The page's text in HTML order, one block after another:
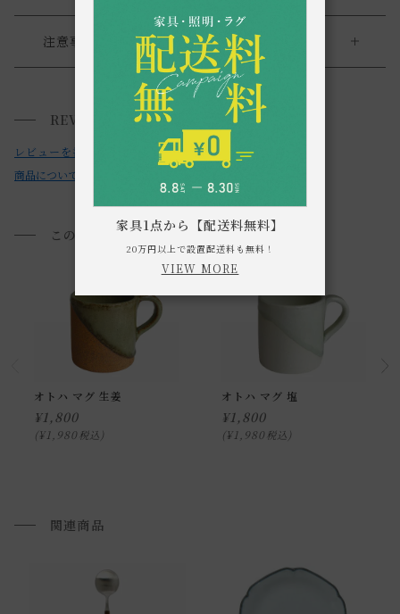
送料について
小型商品は、11,000円(税込)以上のお買い上げで
注意事項
・サイズ、容量は商品の特性上、若干の個体差がございます
のでご了承ください。
・製造時期(ロット違い)によっては、商品の色に多少の違い
がある場合があります。
・商品の材質・製造工程上、表面に多少の色むらや小さな
穴、黒い点などがみられる場合がありますが、使用上問題は
ありません。
・強い衝撃や急激な温度変化により割れたり欠けたりする場
・テーブルや食器棚等の上で引きずらないでください。テー
ブル等の表面を傷つける場合があります。
・洗浄する際は、スチールたわしや研磨剤入りスポンジを使
用しないでください。
・使用後は食器用洗剤で洗浄し、乾燥させてから収納してく
ださい。
ございます。手作りならではの特徴をお楽しみくださいま
・貫入などからの着色や染み込みを防ぐため、使用前に目止
めしていただくことを推奨しています。
REVIEWS
レビューを書く
商品についてのお問い合わせ
このアイテムを見た方におすすめ
オトハ マグ 生姜
¥1,800
¥1,980 税込
オトハ マグ 塩
¥1,800
¥1,980 税込
関連商品
家具1点から【配送料無料】
20万円以上で設置配送料も無料！
VIEW MORE